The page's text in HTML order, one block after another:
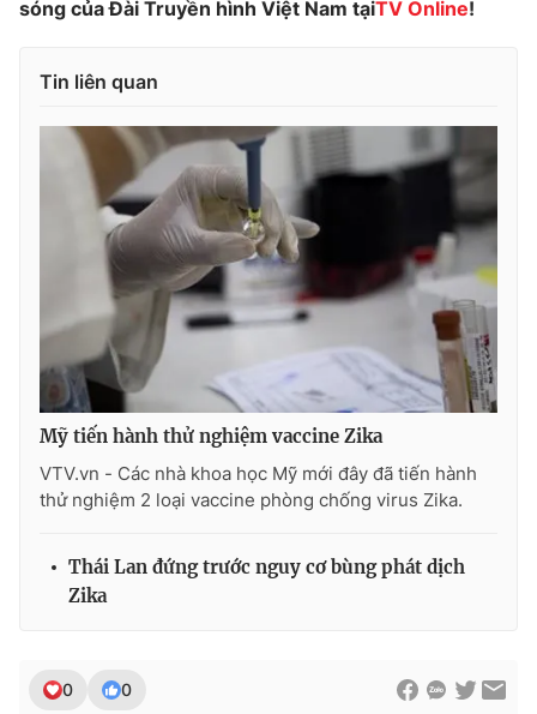
Thị trường
Lịch phát sóng
Chuyên mục khác
Emagazine Podcast
Infographic
Shorts video
VTV Money VTV Thể thao
VTV Sức khoẻ Bất động sản
Thị trường 24h Tấm lòng Việt
VTV4 Vươn mình bằng AI
Liên hệ tòa soạn
sóng của Đài Truyền hình Việt Nam tạiTV Online!
Tin liên quan
Mỹ tiến hành thử nghiệm vaccine Zika
VTV.vn - Các nhà khoa học Mỹ mới đây đã tiến hành
thử nghiệm 2 loại vaccine phòng chống virus Zika.
Thái Lan đứng trước nguy cơ bùng phát dịch
Zika
0 0